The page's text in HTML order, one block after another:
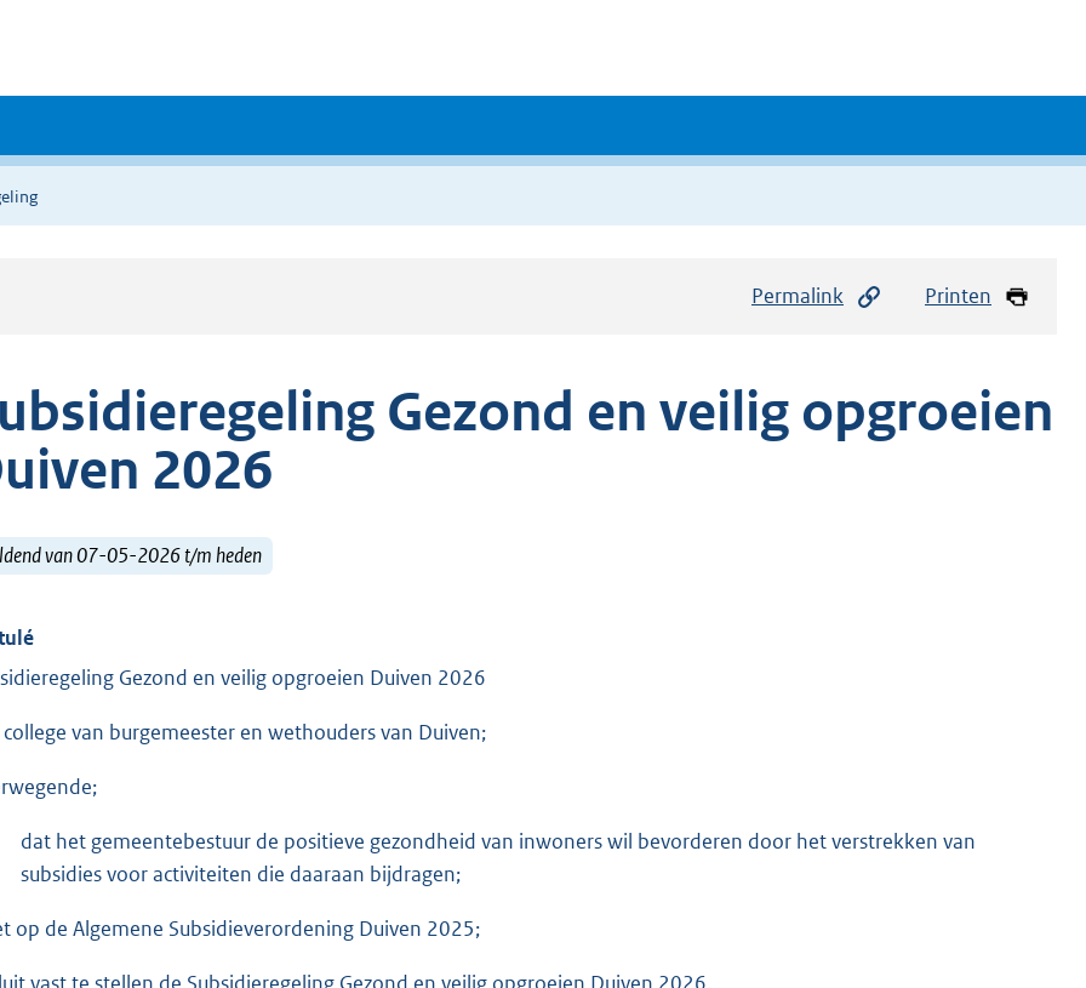
Permalink Printen
Gezond en veilig opgroeien
2026
van 07-05-2026 t/m heden
Gezond en veilig opgroeien Duiven 2026
van burgemeester en wethouders van Duiven;
dat het gemeentebestuur de positieve gezondheid van inwoners wil bevorderen door het verstrekken van
subsidies voor activiteiten die daaraan bijdragen;
op de Algemene Subsidieverordening Duiven 2025;